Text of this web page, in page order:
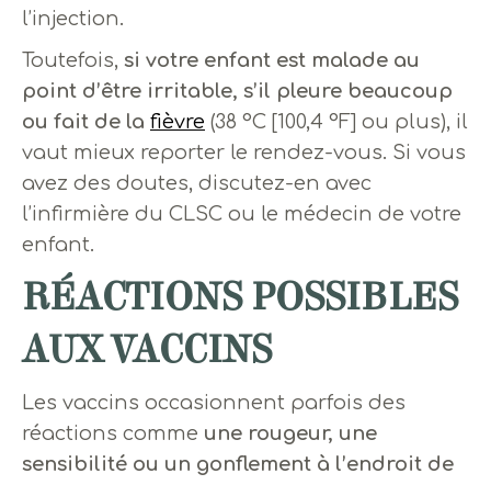
l’injection.
Toutefois, si votre enfant est malade au
point d’être irritable, s’il pleure beaucoup
ou fait de la fièvre (38 °C [100,4 °F] ou plus), il
vaut mieux reporter le rendez-vous. Si vous
avez des doutes, discutez-en avec
l’infirmière du CLSC ou le médecin de votre
enfant.
RÉACTIONS POSSIBLES
AUX VACCINS
Les vaccins occasionnent parfois des
réactions comme une rougeur, une
sensibilité ou un gonflement à l’endroit de